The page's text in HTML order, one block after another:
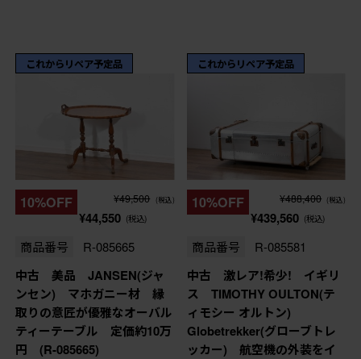
これからリペア予定品
10%OFF ¥49,500 (税込)
¥44,550 (税込)
商品番号 R-085665
中古 美品 JANSEN(ジャ
ンセン) マホガニー材 縁
取りの意匠が優雅なオーバル
ティーテーブル 定価約10万
円 (R-085665)
これからリペア予定品
10%OFF ¥488,400 (税込)
¥439,560 (税込)
商品番号 R-085581
中古 激レア!希少! イギリ
ス TIMOTHY OULTON(テ
ィモシー オルトン)
Globetrekker(グローブトレ
ッカー) 航空機の外装をイ